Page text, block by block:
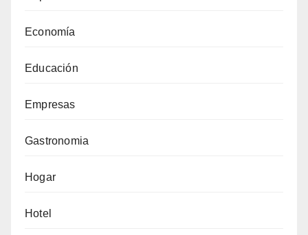
Economía
Educación
Empresas
Gastronomia
Hogar
Hotel